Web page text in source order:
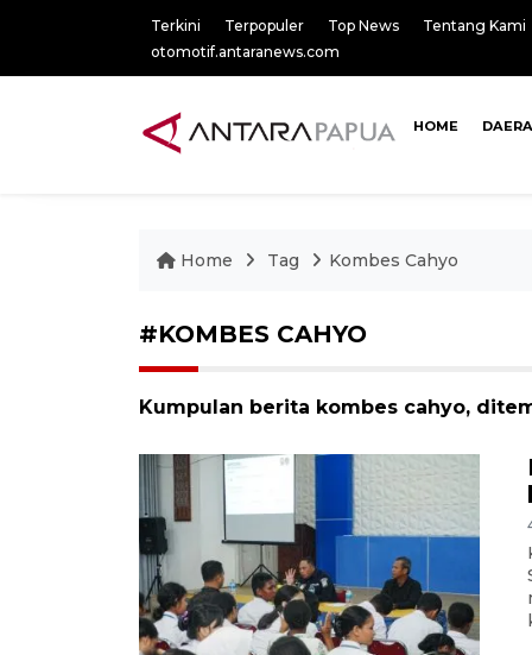
Terkini Terpopuler Top News
Tentang Kami
otomotif.antaranews.com
HOME
Home Tag Kombes Cahyo
#KOMBES CAHYO
Kumpulan berita kombes cahyo,